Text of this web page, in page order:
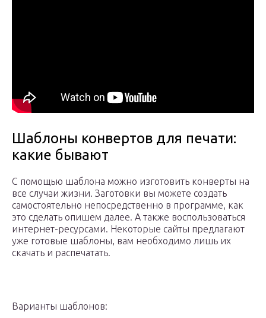
Шаблоны конвертов для печати:
какие бывают
С помощью шаблона можно изготовить конверты на
все случаи жизни. Заготовки вы можете создать
самостоятельно непосредственно в программе, как
это сделать опишем далее. А также воспользоваться
интернет-ресурсами. Некоторые сайты предлагают
уже готовые шаблоны, вам необходимо лишь их
скачать и распечатать.
Варианты шаблонов: